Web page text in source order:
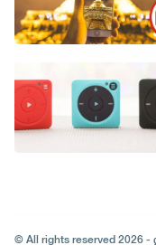
© All rights reserved 2026